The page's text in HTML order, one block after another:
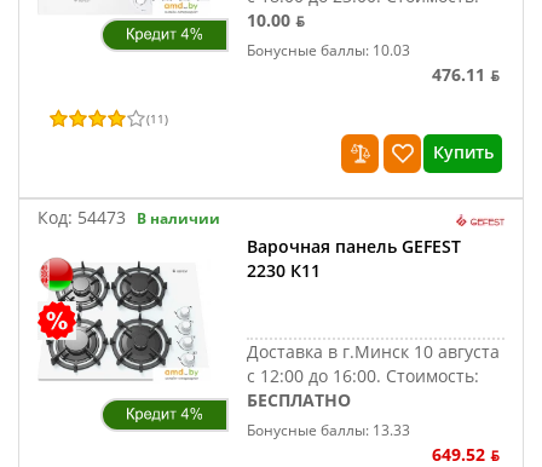
10.00 ƃ
Бонусные баллы: 10.03
476.11 ƃ
(11)
Купить
Код: 54473 В наличии
Варочная панель GEFEST
2230 К11
Доставка в г.Минск 10 августа
с 12:00 до 16:00. Стоимость:
БЕСПЛАТНО
Бонусные баллы: 13.33
649.52 ƃ